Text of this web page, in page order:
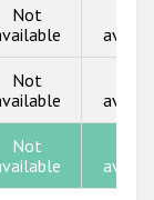
Not
Not
Not